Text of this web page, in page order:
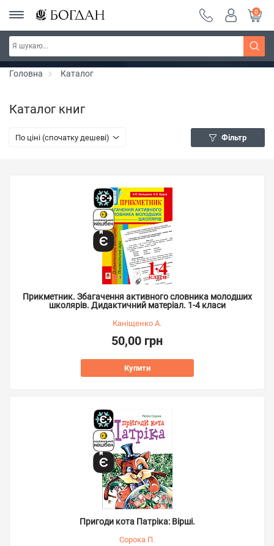
РОЗПРОДАЖ ~ 150 грн ~ 200 грн ~ 250 грн ~
300 грн ~ РОЗПРОДАЖ
Дізнатись більше
0
Головна Каталог
Каталог книг
По ціні (спочатку дешеві) Фільтр
Прикметник. Збагачення активного словника молодших
школярів. Дидактичний матеріал. 1-4 класи
Каніщенко А.
50,00 грн
Купити
Пригоди кота Патріка: Вірші.
Сорока П.